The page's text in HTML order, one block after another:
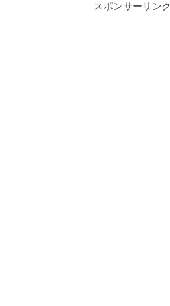
スポンサーリンク